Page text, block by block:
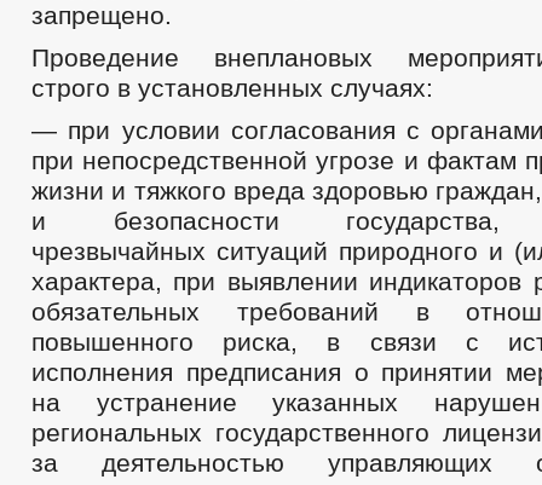
запрещено.
Проведение внеплановых
строго в установленных случаях:
— при условии согласования с
при непосредственной угрозе и фактам
жизни и тяжкого вреда здоровью
и безопасности государства,
чрезвычайных ситуаций природного и
характера, при выявлении индикаторов
обязательных требований в
повышенного риска, в связи с
исполнения предписания о принятии
на устранение указанных
региональных государственного
за деятельностью управляющих